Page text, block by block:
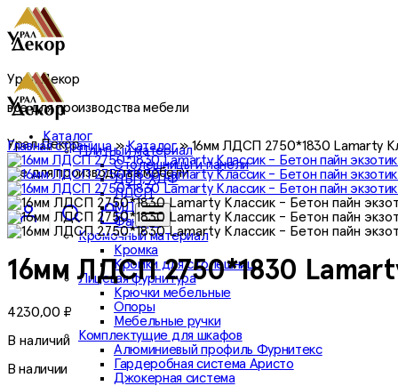
Урал Декор
все для производства мебели
Каталог
Плитный материал
Столешницы и панели
ДВП, ХДФ
ЛДСП
МДФ
Фанера
Кромочный материал
Кромка
Кромки для столешниц
Лицевая фурнитура
Крючки мебельные
Опоры
Мебельные ручки
Комплектущие для шкафов
Алюминиевый профиль Фурнитекс
Гардеробная система Аристо
Джокерная система
Урал Декор
все для производства мебели
0
Главная страница»Каталог»16мм ЛДСП 2750*1830 Lamarty
16мм ЛДСП 2750*1830
4230,00 ₽
В наличии
В наличии